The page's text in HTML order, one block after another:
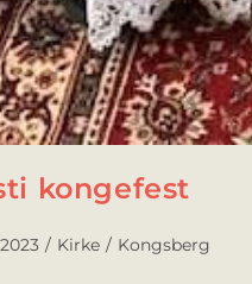
kongefest
2023 / Kirke / Kongsberg